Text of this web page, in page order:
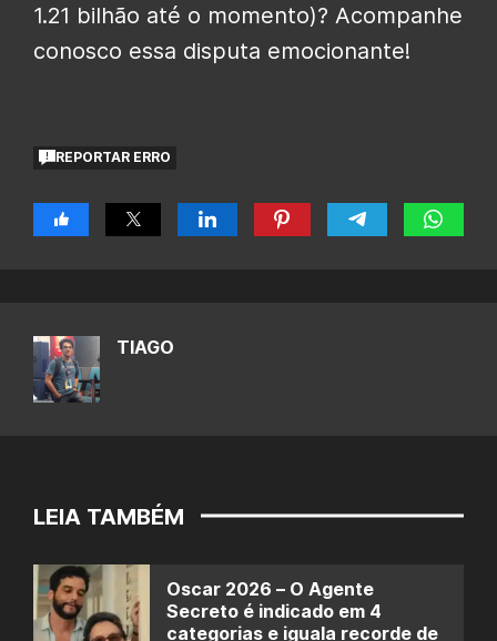
1.21 bilhão até o momento)? Acompanhe
conosco essa disputa emocionante!
REPORTAR ERRO
TIAGO
LEIA TAMBÉM
Oscar 2026 – O Agente
Secreto é indicado em 4
categorias e iguala recorde de